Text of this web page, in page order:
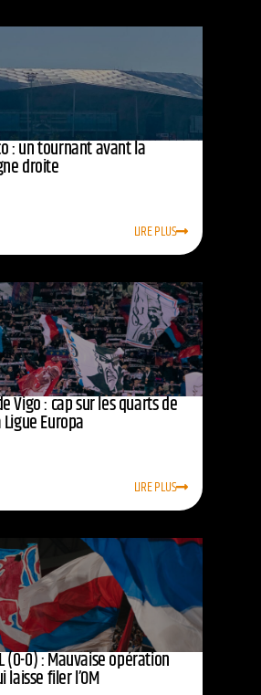
: un tournant avant la
droite
LIRE PLUS
Vigo : cap sur les quarts de
Europa
LIRE PLUS
(0-0) : Mauvaise opération
laisse filer l’OM